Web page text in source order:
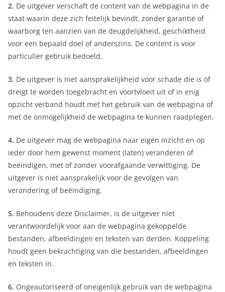
2. De uitgever verschaft de content van de webpagina in de
staat waarin deze zich feitelijk bevindt, zonder garantie of
waarborg ten aanzien van de deugdelijkheid, geschiktheid
voor een bepaald doel of anderszins. De content is voor
particulier gebruik bedoeld.
3. De uitgever is niet aansprakelijkheid voor schade die is of
dreigt te worden toegebracht en voortvloeit uit of in enig
opzicht verband houdt met het gebruik van de webpagina of
met de onmogelijkheid de webpagina te kunnen raadplegen.
4. De uitgever mag de webpagina naar eigen inzicht en op
ieder door hem gewenst moment (laten) veranderen of
beëindigen, met of zonder voorafgaande verwittiging. De
uitgever is niet aansprakelijk voor de gevolgen van
verandering of beëindiging.
5. Behoudens deze Disclaimer, is de uitgever niet
verantwoordelijk voor aan de webpagina gekoppelde
bestanden, afbeeldingen en teksten van derden. Koppeling
houdt geen bekrachtiging van die bestanden, afbeeldingen
en teksten in.
6. Ongeautoriseerd of oneigenlijk gebruik van de webpagina